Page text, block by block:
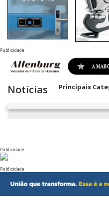
Publicidade
Notícias Principais
Publicidade
Publicidade